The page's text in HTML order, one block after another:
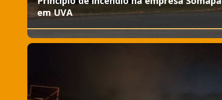
em UVA